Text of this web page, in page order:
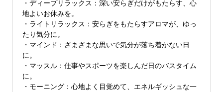
・ディープリラックス：深い安らぎだけがもたらす、心
地よいお休みを。
・ライトリラックス：安らぎをもたらすアロマが、ゆっ
たり気分に。
・マインド：ざまざまな思いで気分が落ち着かない日
に。
・マッスル：仕事やスポーツを楽しんだ日のバスタイム
に。
・モーニング：心地よく目覚めて、エネルギッシュな一